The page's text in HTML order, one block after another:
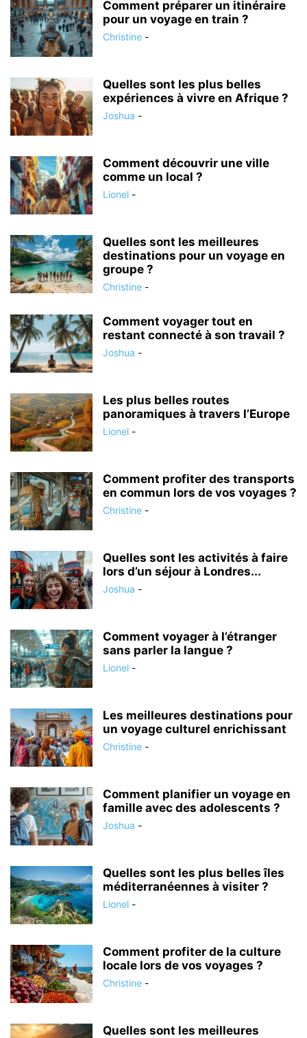
Comment préparer un itinéraire
pour un voyage en train ?
Christine -
Quelles sont les plus belles
expériences à vivre en Afrique ?
Joshua -
Comment découvrir une ville
comme un local ?
Lionel -
Quelles sont les meilleures
destinations pour un voyage en
groupe ?
Christine -
Comment voyager tout en
restant connecté à son travail ?
Joshua -
Les plus belles routes
panoramiques à travers l’Europe
Lionel -
Comment profiter des transports
en commun lors de vos voyages ?
Christine -
Quelles sont les activités à faire
lors d’un séjour à Londres...
Joshua -
Comment voyager à l’étranger
sans parler la langue ?
Lionel -
Les meilleures destinations pour
un voyage culturel enrichissant
Christine -
Comment planifier un voyage en
famille avec des adolescents ?
Joshua -
Quelles sont les plus belles îles
méditerranéennes à visiter ?
Lionel -
Comment profiter de la culture
locale lors de vos voyages ?
Christine -
Quelles sont les meilleures